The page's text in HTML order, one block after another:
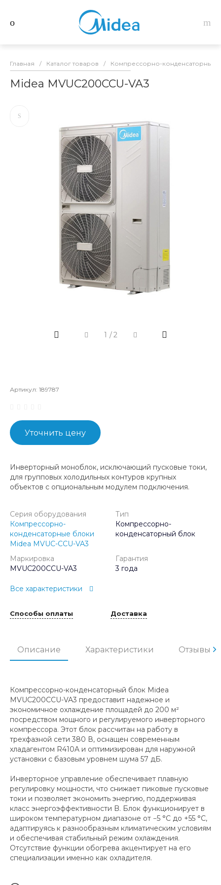
Главная / Каталог товаров / Компрессорно-конденсаторные
Midea MVUC200CCU-VA3
1 /2
Артикул: 189787
Уточнить цену
Инверторный моноблок, исключающий пусковые токи,
для групповых холодильных контуров крупных
объектов с опциональным модулем подключения.
Серия оборудования
Компрессорно-
конденсаторные блоки
Midea MVUC-CCU-VA3
Тип
Компрессорно-
конденсаторный блок
Маркировка
MVUC200CCU-VA3
Гарантия
3 года
Все характеристики
Способы оплаты Доставка
Описание Характеристики Отзывы
Компрессорно-конденсаторный блок Midea
MVUC200CCU-VA3 предоставит надежное и
экономичное охлаждение площадей до 200 м²
посредством мощного и регулируемого инверторного
компрессора. Этот блок рассчитан на работу в
трехфазной сети 380 В, оснащен современным
хладагентом R410A и оптимизирован для наружной
установки с базовым уровнем шума 57 дБ.
Инверторное управление обеспечивает плавную
регулировку мощности, что снижает пиковые пусковые
токи и позволяет экономить энергию, поддерживая
класс энергоэффективности B. Блок функционирует в
широком температурном диапазоне от −5 °C до +55 °C,
адаптируясь к разнообразным климатическим условиям
и обеспечивая стабильный режим охлаждения.
Отсутствие функции обогрева акцентирует на его
специализации именно как охладителя.